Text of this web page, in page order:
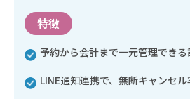
特徴
予約から会計まで一元管理でき
LINE通知連携で、無断キャンセル